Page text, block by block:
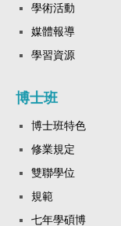
學術活動
媒體報導
學習資源
博士班
博士班特色
修業規定
雙聯學位
規範
七年學碩博